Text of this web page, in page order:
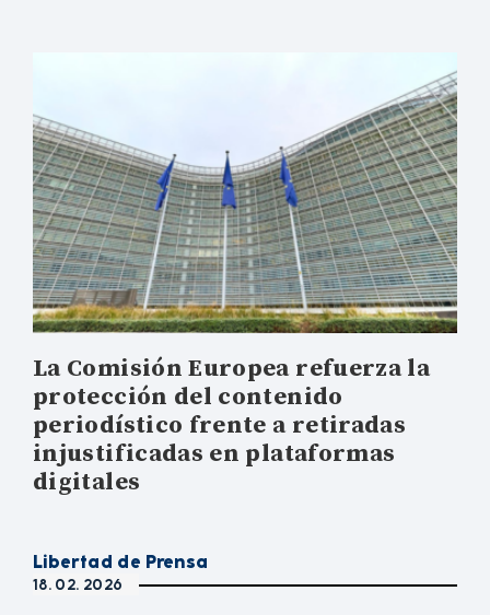
La Comisión Europea refuerza la
protección del contenido
periodístico frente a retiradas
injustificadas en plataformas
digitales
Libertad de Prensa
18. 02. 2026